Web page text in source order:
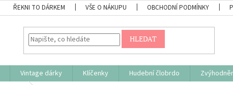
ŘEKNI TO DÁRKEM VŠE O NÁKUPU OBCHODNÍ PODMÍNKY
HLEDAT
Vintage dárky Klíčenky Hudební člobrdo